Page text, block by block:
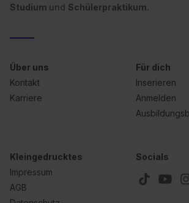
Studium und Schülerpraktikum.
Über uns
Kontakt
Karriere
Für dich
Inserieren
Anmelden
Kleingedrucktes
Impressum
AGB
Socials